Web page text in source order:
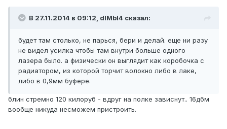
В 27.11.2014 в 09:12, dIMbI4 сказал:
будет там столько, не парься, бери и делай. еще ни разу
не видел усилка чтобы там внутри больше одного
лазера было. а физически он выглядит как коробочка с
радиатором, из которой торчит волокно либо в лаке,
либо в 0,9мм буфере.
блин стремно 120 килоруб - вдруг на полке зависнут.. 16дбм
вообще никуда несможем пристроить.